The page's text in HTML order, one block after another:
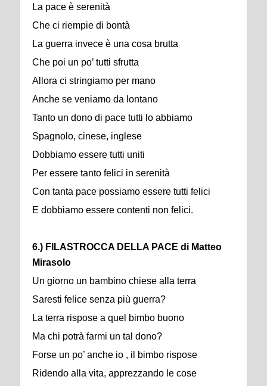
La pace è serenità
Che ci riempie di bontà
La guerra invece è una cosa brutta
Che poi un po’ tutti sfrutta
Allora ci stringiamo per mano
Anche se veniamo da lontano
Tanto un dono di pace tutti lo abbiamo
Spagnolo, cinese, inglese
Dobbiamo essere tutti uniti
Per essere tanto felici in serenità
Con tanta pace possiamo essere tutti felici
E dobbiamo essere contenti non felici.
6.) FILASTROCCA DELLA PACE di Matteo
Mirasolo
Un giorno un bambino chiese alla terra
Saresti felice senza più guerra?
La terra rispose a quel bimbo buono
Ma chi potrà farmi un tal dono?
Forse un po’ anche io , il bimbo rispose
Ridendo alla vita, apprezzando le cose